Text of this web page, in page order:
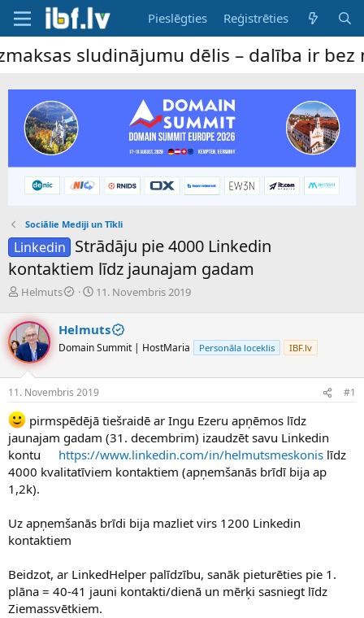
Pieslēgties Reģistrēties
dēlis – dalība ir bez maksas ar
Sociālie Mediji un Tīkli
Linkedin Strādāju pie 4000 Linkedin
kontaktiem līdz jaunajam gadam
P
v
e
d
i
e
n
a
u
z
s
ā
c
ē
s
Helmuts
S
u
m
d
a
u
m
s
11. Novembris 2019
Helmuts
Domain Summit | HostMaria Personāla loceklis IBF.lv
11. Novembris 2019 #1
pirmspēdējā tiešraidē ar Ingu Ezeru apņēmos līdz
jaunajam gadam (31. decembrim) izaudzēt savu Linkedin
kontu
https://www.linkedin.com/in/helmutsmeskonis līdz
4000 kvalitatīviem kontaktiem (apņemšanās brīdī bija ap
1,2k).
Uz apņemšanās brīdi bija mazliet virs 1200 Linkedin
kontaktiem
Beidzot, ar LinkedHelper palīdzību, sanāk pieturēties pie 1.
plāna = 40-41 jauni kontakti/dienā un mērķi sasniegt līdz
Ziemassvētkiem.